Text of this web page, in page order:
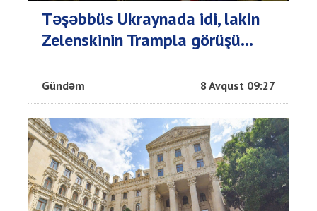
Təşəbbüs Ukraynada idi, lakin
Zelenskinin Trampla görüşü...
Gündəm 8 Avqust 09:27